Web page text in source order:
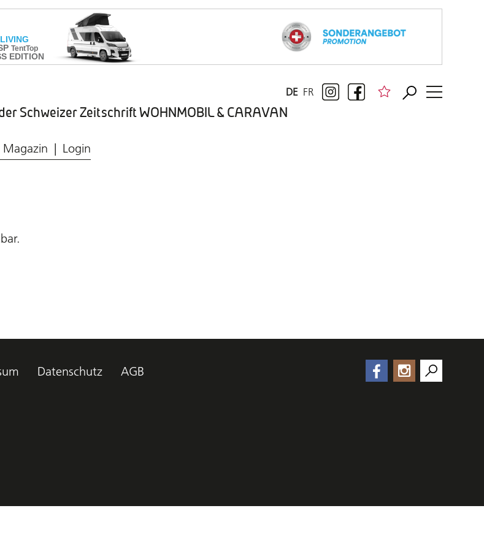
Schweizer Zeitschrift WOHNMOBIL & CARAVAN
FR
DE
Magazin Login
Datenschutz
AGB